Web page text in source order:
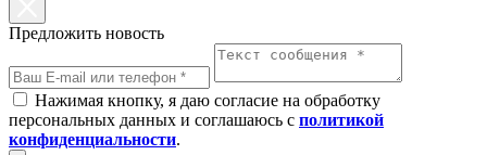
Предложить новость
Нажимая кнопку, я даю согласие на обработку
персональных данных и соглашаюсь с политикой
конфиденциальности.